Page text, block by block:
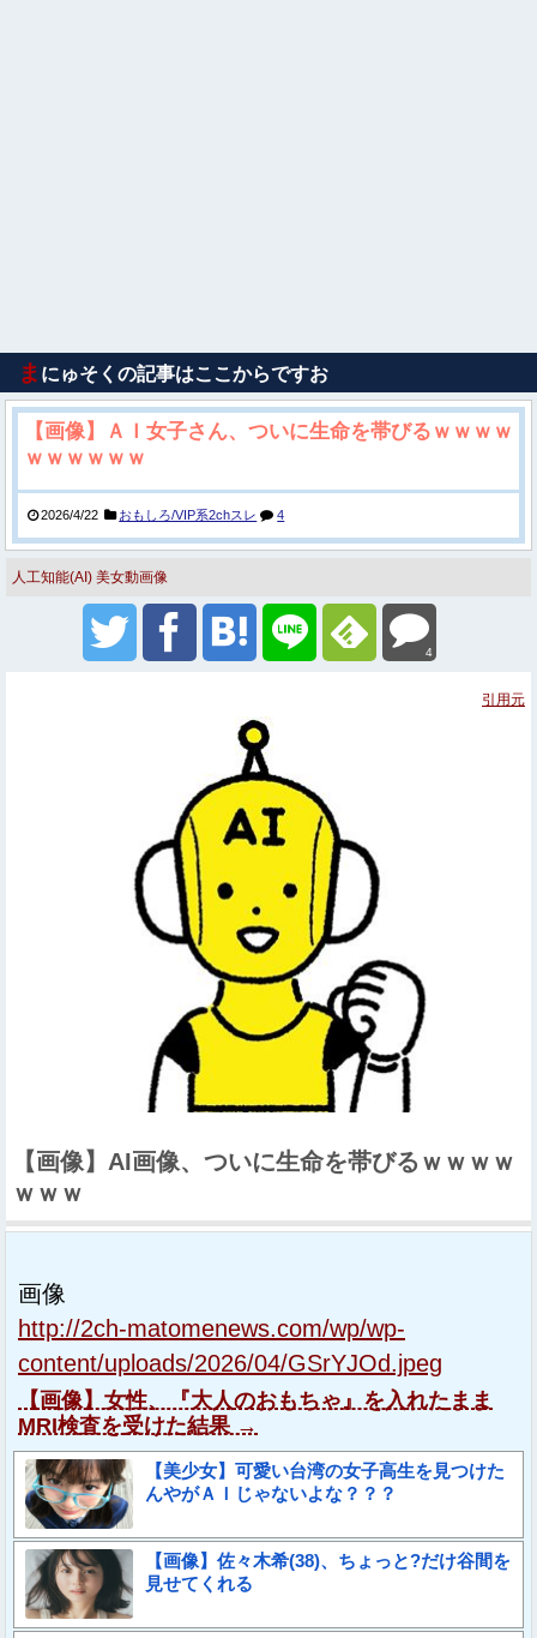
ま にゅそくの記事はここからですお
【画像】ＡＩ女子さん、ついに生命を帯びるｗｗｗｗ
ｗｗｗｗｗｗ
2026/4/22 おもしろ/VIP系2chスレ 4
人工知能(AI) 美女動画像
4
引用元
【画像】AI画像、ついに生命を帯びるｗｗｗｗ
ｗｗｗ
画像
http://2ch-matomenews.com/wp/wp-
content/uploads/2026/04/GSrYJOd.jpeg
【画像】女性、『大人のおもちゃ』を入れたまま
MRI検査を受けた結果 →
【美少女】可愛い台湾の女子高生を見つけた
んやがＡＩじゃないよな？？？
【画像】佐々木希(38)、ちょっと?だけ谷間を
見せてくれる